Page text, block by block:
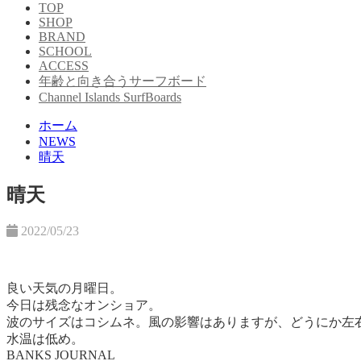
TOP
SHOP
BRAND
SCHOOL
ACCESS
年齢と向き合うサーフボード
Channel Islands SurfBoards
ホーム
NEWS
晴天
晴天
2022/05/23
良い天気の月曜日。
今日は残念なオンショア。
波のサイズはコシムネ。
風の影響はありますが、どうにか左
水温は低め。
BANKS JOURNAL